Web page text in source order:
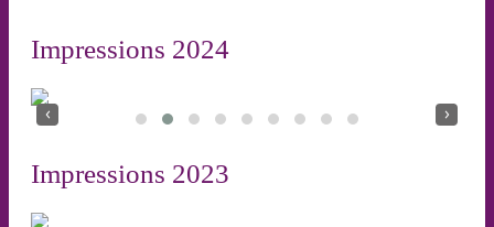
Impressions 2024
‹ ›
Impressions 2023